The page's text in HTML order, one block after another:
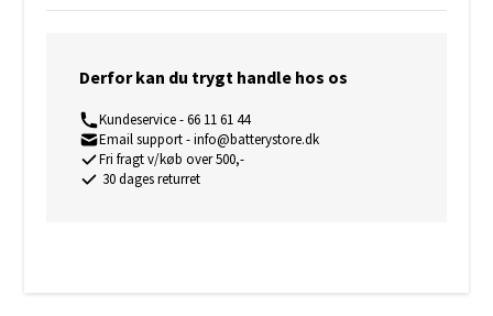
Derfor kan du trygt handle hos os
Kundeservice - 66 11 61 44
Email support - info@batterystore.dk
Fri fragt v/køb over 500,-
30 dages returret